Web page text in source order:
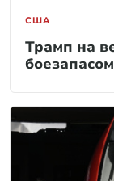
США
Трамп на